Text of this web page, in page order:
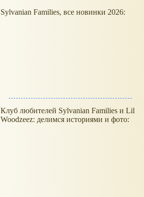
Sylvanian Families, все новинки 2026:
Клуб любителей Sylvanian Families и Lil
Woodzeez: делимся историями и фото: